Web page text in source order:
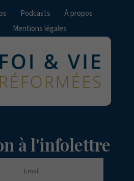
Podcasts
À propos
Mentions légales
à l'infolettre